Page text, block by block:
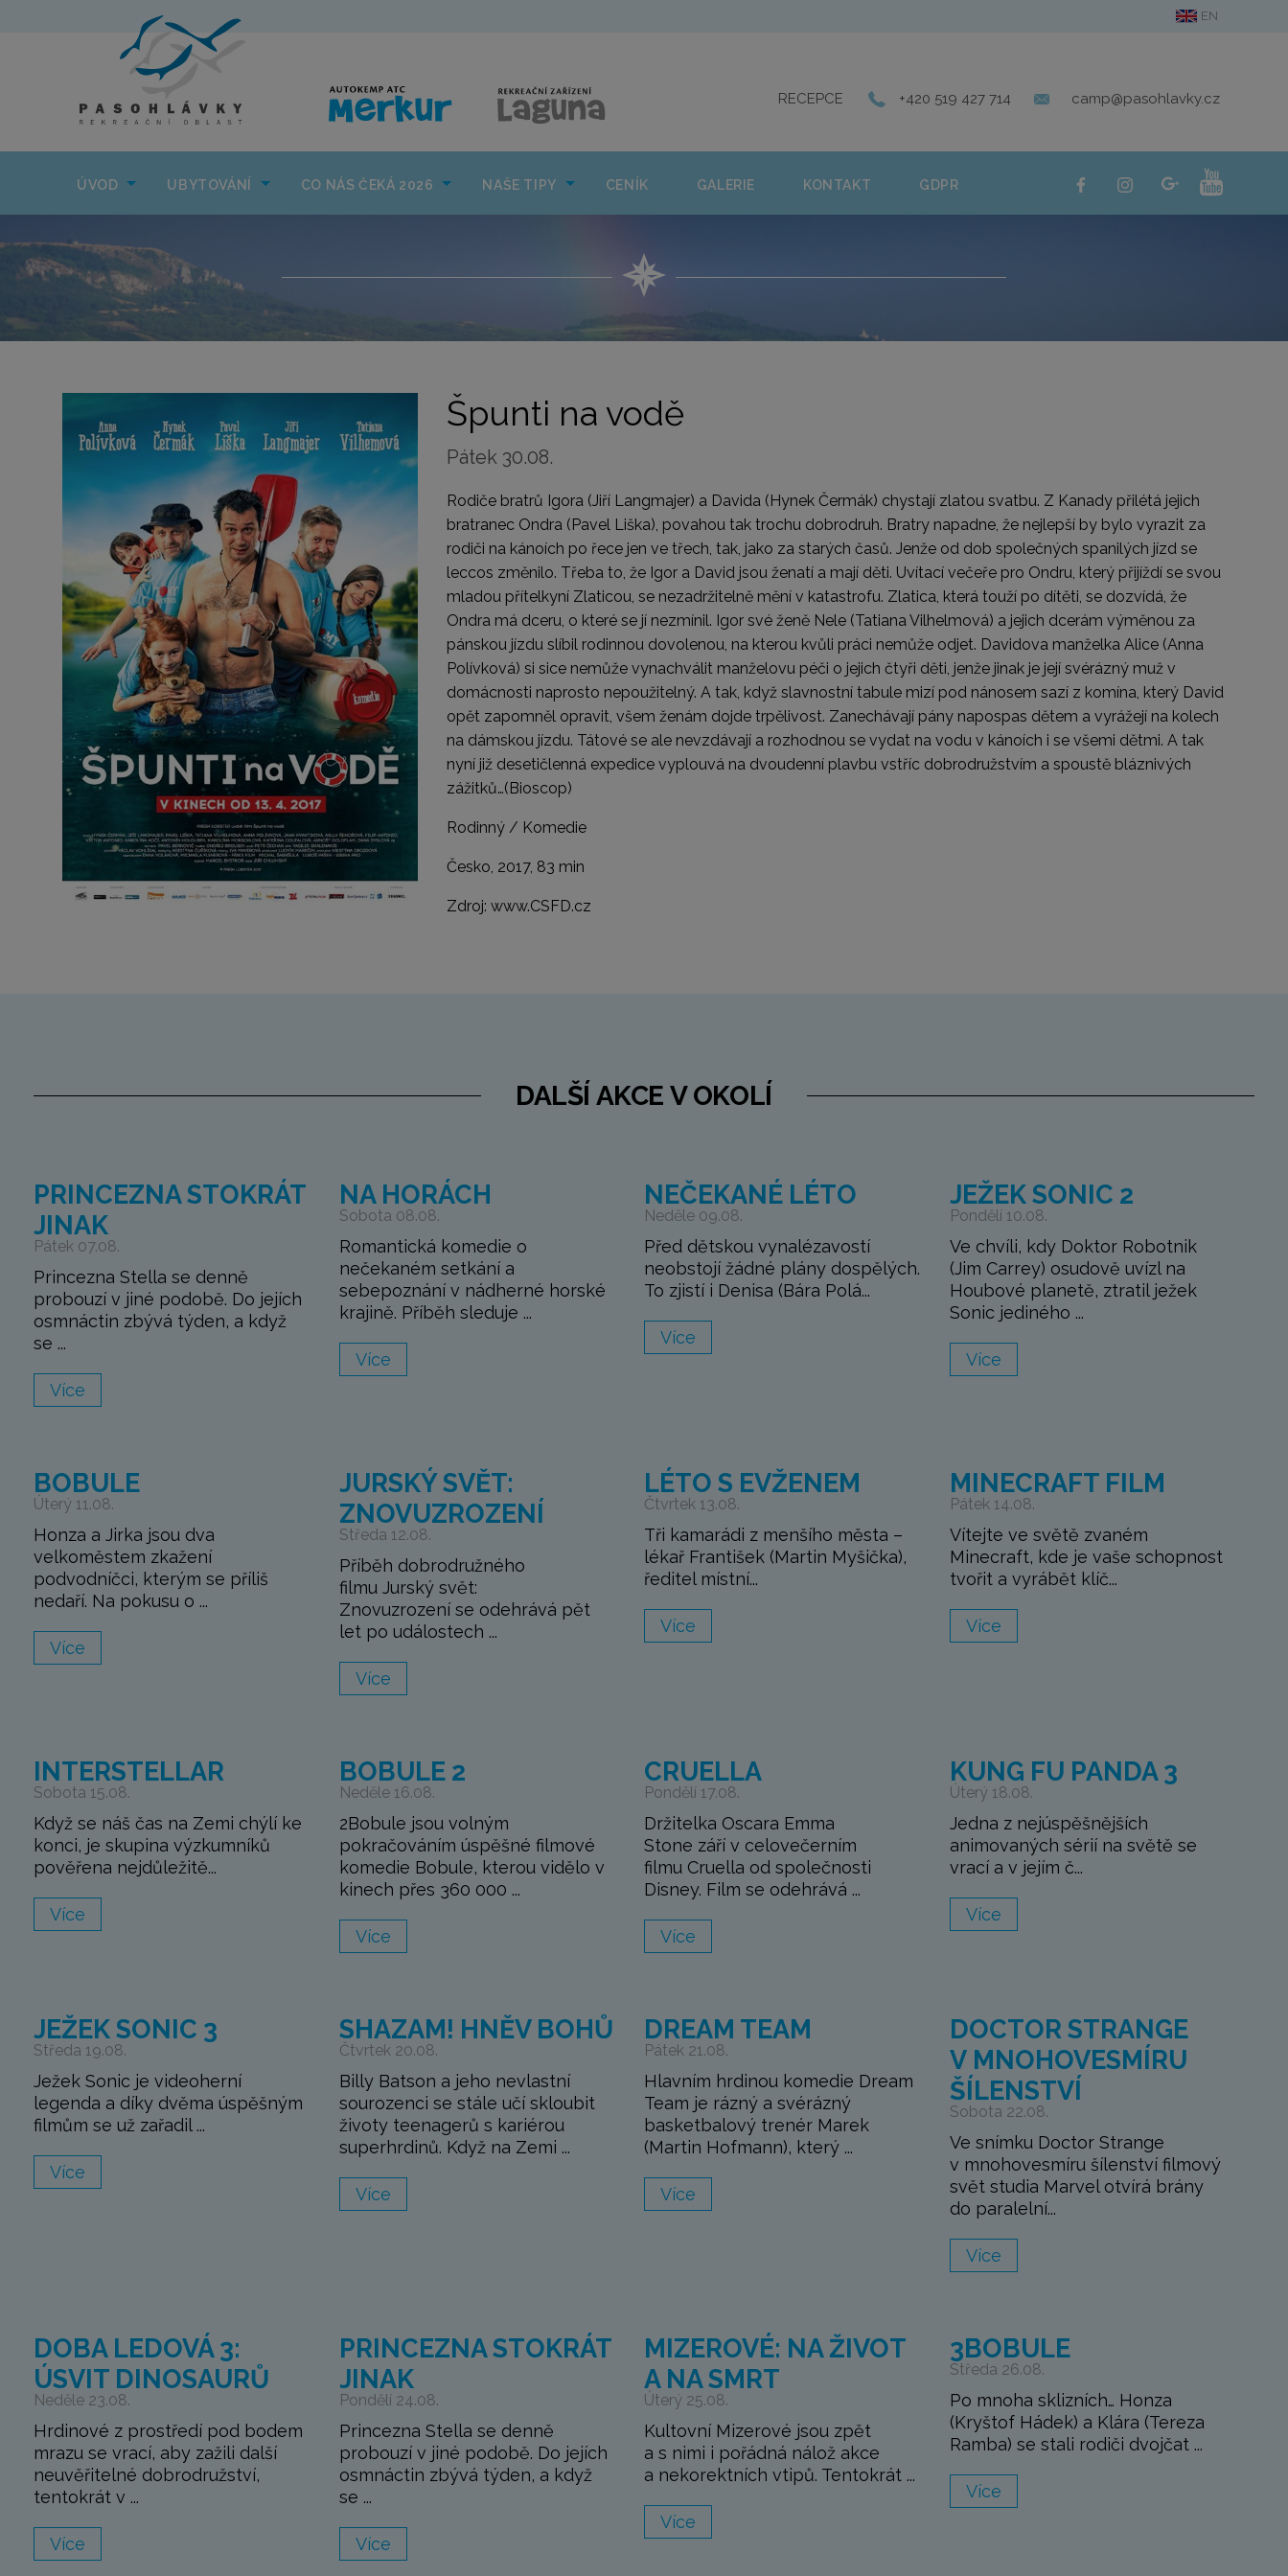
ÚVOD
EN
RECEPCE +420 519 427 714 camp@pasohlavky.cz
ÚVOD UBYTOVÁNÍ CO NÁS ČEKÁ 2026 NAŠE TIPY CENÍK GALERIE KONTAKT GDPR
Špunti na vodě
Pátek 30.08.
Rodiče bratrů Igora (Jiří Langmajer) a Davida (Hynek Čermák) chystají zlatou svatbu. Z Kanady přilétá jejich
bratranec Ondra (Pavel Liška), povahou tak trochu dobrodruh. Bratry napadne, že nejlepší by bylo vyrazit za
rodiči na kánoích po řece jen ve třech, tak, jako za starých časů. Jenže od dob společných spanilých jízd se
leccos změnilo. Třeba to, že Igor a David jsou ženatí a mají děti. Uvítací večeře pro Ondru, který přijíždí se svou
mladou přítelkyní Zlaticou, se nezadržitelně mění v katastrofu. Zlatica, která touží po dítěti, se dozvídá, že
Ondra má dceru, o které se jí nezmínil. Igor své ženě Nele (Tatiana Vilhelmová) a jejich dcerám výměnou za
pánskou jízdu slíbil rodinnou dovolenou, na kterou kvůli práci nemůže odjet. Davidova manželka Alice (Anna
Polívková) si sice nemůže vynachválit manželovu péči o jejich čtyři děti, jenže jinak je její svérázný muž v
domácnosti naprosto nepoužitelný. A tak, když slavnostní tabule mizí pod nánosem sazí z komína, který David
opět zapomněl opravit, všem ženám dojde trpělivost. Zanechávají pány napospas dětem a vyrážejí na kolech
na dámskou jízdu. Tátové se ale nevzdávají a rozhodnou se vydat na vodu v kánoích i se všemi dětmi. A tak
nyní již desetičlenná expedice vyplouvá na dvoudenní plavbu vstříc dobrodružstvím a spoustě bláznivých
zážitků…(Bioscop)
Rodinný / Komedie
Česko, 2017, 83 min
Zdroj: www.CSFD.cz
DALŠÍ AKCE V OKOLÍ
PRINCEZNA STOKRÁT
JINAK
Pátek 07.08.
Princezna Stella se denně
probouzí v jiné podobě. Do jejích
osmnáctin zbývá týden, a když
se ...
Více
NA HORÁCH
Sobota 08.08.
Romantická komedie o
nečekaném setkání a
sebepoznání v nádherné horské
krajině. Příběh sleduje ...
Více
NEČEKANÉ LÉTO
Neděle 09.08.
Před dětskou vynalézavostí
neobstojí žádné plány dospělých.
To zjistí i Denisa (Bára Polá...
Více
JEŽEK SONIC 2
Pondělí 10.08.
Ve chvíli, kdy Doktor Robotnik
(Jim Carrey) osudově uvízl na
Houbové planetě, ztratil ježek
Sonic jediného ...
Více
BOBULE
Úterý 11.08.
Honza a Jirka jsou dva
velkoměstem zkažení
podvodníčci, kterým se příliš
nedaří. Na pokusu o ...
Více
JURSKÝ SVĚT:
ZNOVUZROZENÍ
Středa 12.08.
Příběh dobrodružného
filmu Jurský svět:
Znovuzrození se odehrává pět
let po událostech ...
Více
LÉTO S EVŽENEM
Čtvrtek 13.08.
Tři kamarádi z menšího města –
lékař František (Martin Myšička),
ředitel místní...
Více
MINECRAFT FILM
Pátek 14.08.
Vítejte ve světě zvaném
Minecraft, kde je vaše schopnost
tvořit a vyrábět klíč...
Více
INTERSTELLAR
Sobota 15.08.
Když se náš čas na Zemi chýlí ke
konci, je skupina výzkumníků
pověřena nejdůležitě...
Více
BOBULE 2
Neděle 16.08.
2Bobule jsou volným
pokračováním úspěšné filmové
komedie Bobule, kterou vidělo v
kinech přes 360 000 ...
Více
CRUELLA
Pondělí 17.08.
Držitelka Oscara Emma
Stone září v celovečerním
filmu Cruella od společnosti
Disney. Film se odehrává ...
Více
KUNG FU PANDA 3
Úterý 18.08.
Jedna z nejúspěšnějších
animovaných sérií na světě se
vrací a v jejím č...
Více
JEŽEK SONIC 3
Středa 19.08.
Ježek Sonic je videoherní
legenda a díky dvěma úspěšným
filmům se už zařadil ...
Více
SHAZAM! HNĚV BOHŮ
Čtvrtek 20.08.
Billy Batson a jeho nevlastní
sourozenci se stále učí skloubit
životy teenagerů s kariérou
superhrdinů. Když na Zemi ...
Více
DREAM TEAM
Pátek 21.08.
Hlavním hrdinou komedie Dream
Team je rázný a svérázný
basketbalový trenér Marek
(Martin Hofmann), který ...
Více
DOCTOR STRANGE
V MNOHOVESMÍRU
ŠÍLENSTVÍ
Sobota 22.08.
Ve snímku Doctor Strange
v mnohovesmíru šílenství filmový
svět studia Marvel otvírá brány
do paralelní...
Více
DOBA LEDOVÁ 3:
ÚSVIT DINOSAURŮ
Neděle 23.08.
Hrdinové z prostředí pod bodem
mrazu se vrací, aby zažili další
neuvěřitelné dobrodružství,
tentokrát v ...
Více
PRINCEZNA STOKRÁT
JINAK
Pondělí 24.08.
Princezna Stella se denně
probouzí v jiné podobě. Do jejích
osmnáctin zbývá týden, a když
se ...
Více
MIZEROVÉ: NA ŽIVOT
A NA SMRT
Úterý 25.08.
Kultovní Mizerové jsou zpět
a s nimi i pořádná nálož akce
a nekorektních vtipů. Tentokrát ...
Více
3BOBULE
Středa 26.08.
Po mnoha sklizních… Honza
(Kryštof Hádek) a Klára (Tereza
Ramba) se stali rodiči dvojčat ...
Více